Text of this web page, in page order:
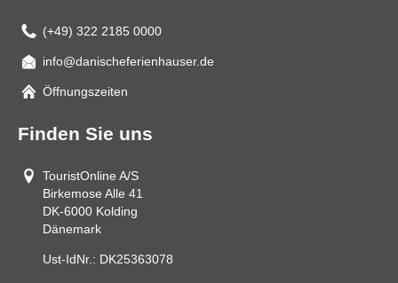
(+49) 322 2185 0000
Mail
info@danischeferienhauser.de
Öffnungszeiten
Finden Sie uns
TouristOnline A/S
Birkemose Alle 41
DK-6000 Kolding
Dänemark
Ust-IdNr.: DK25363078